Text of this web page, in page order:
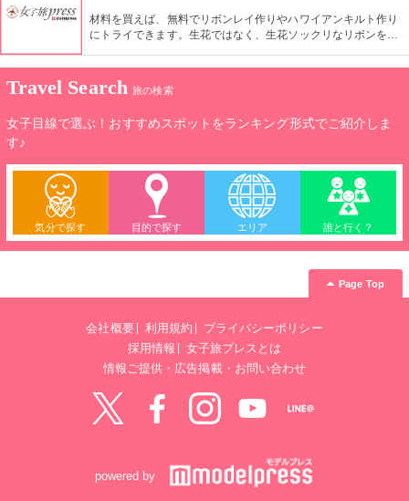
材料を買えば、無料でリボンレイ作りやハワイアンキルト作り
にトライできます。生花ではなく、生花ソックリなリボンを使
土産に持って帰れるなんて、ステキですよね。
Travel Search 旅の検索
女子目線で選ぶ！おすすめスポットをランキング形式でご紹介しま
す♪
気分で探す 目的で探す エリア 誰と行く？
Page Top
会社概要 利用規約
プライバシーポリシー
採用情報
女子旅プレスとは
情報ご提供・広告掲載・お問い合わせ
powered by